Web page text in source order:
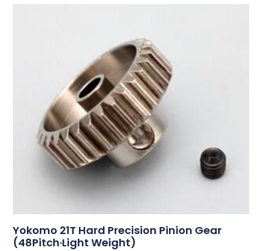
Yokomo 21T Hard Precision Pinion Gear
(48Pitch·Light Weight)